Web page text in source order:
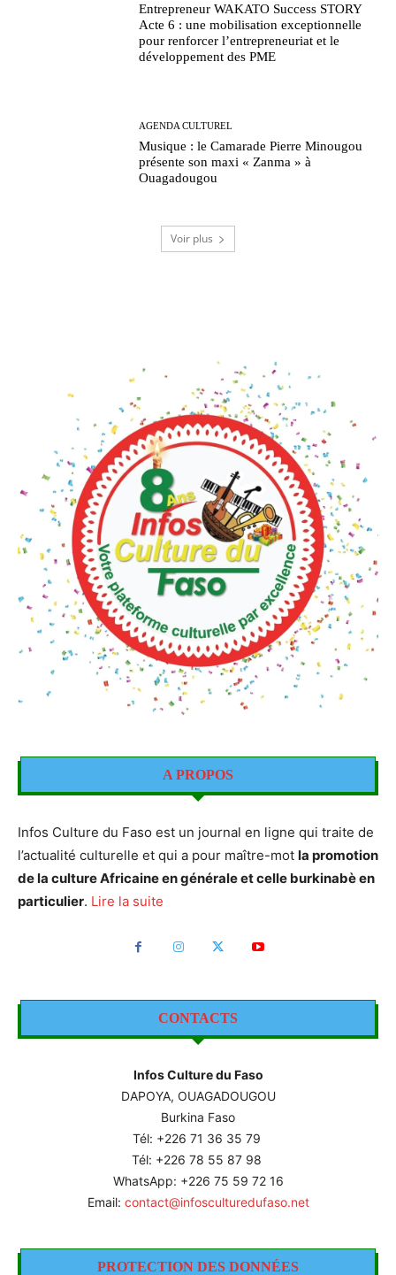
Entrepreneur WAKATO Success STORY
Acte 6 : une mobilisation exceptionnelle
pour renforcer l’entrepreneuriat et le
développement des PME
AGENDA CULTUREL
Musique : le Camarade Pierre Minougou
présente son maxi « Zanma » à
Ouagadougou
Voir plus
A PROPOS
Infos Culture du Faso est un journal en ligne qui traite de
l’actualité culturelle et qui a pour maître-mot la promotion
de la culture Africaine en générale et celle burkinabè en
particulier. Lire la suite
CONTACTS
Infos Culture du Faso
DAPOYA, OUAGADOUGOU
Burkina Faso
Tél: +226 71 36 35 79
Tél: +226 78 55 87 98
WhatsApp: +226 75 59 72 16
Email: contact@infosculturedufaso.net
PROTECTION DES DONNÉES